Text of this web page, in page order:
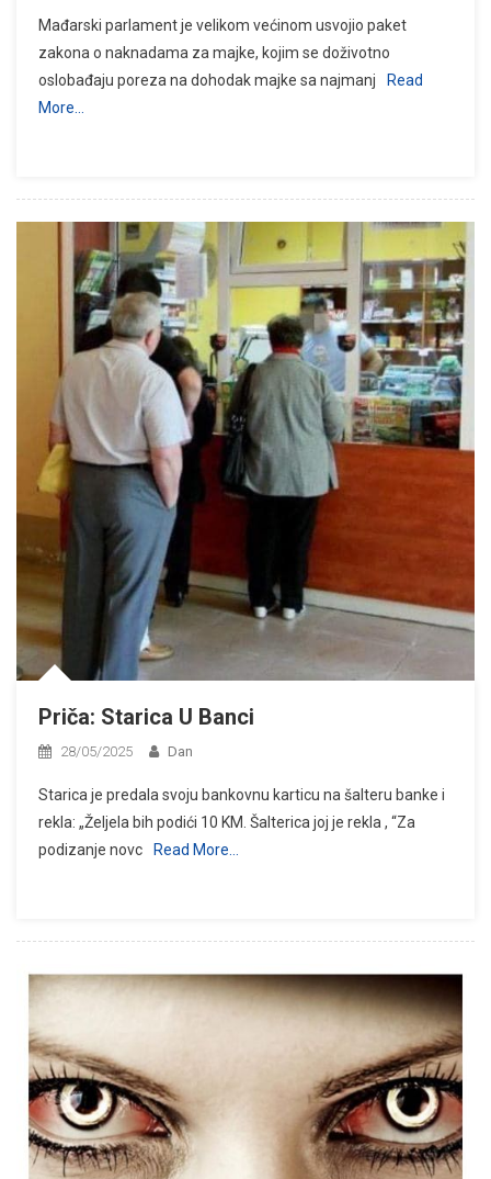
Mađarski parlament je velikom većinom usvojio paket
zakona o naknadama za majke, kojim se doživotno
oslobađaju poreza na dohodak majke sa najmanj
Read
More…
Priča: Starica U Banci
28/05/2025 Dan
Starica je predala svoju bankovnu karticu na šalteru banke i
rekla: „Željela bih podići 10 KM. Šalterica joj je rekla , “Za
podizanje novc
Read More…